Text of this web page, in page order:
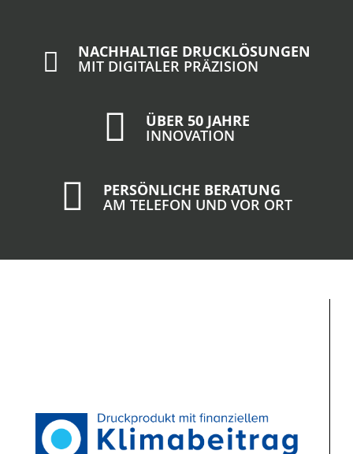
NACHHALTIGE DRUCKLÖSUNGEN
MIT DIGITALER PRÄZISION
ÜBER 50 JAHRE
INNOVATION
PERSÖNLICHE BERATUNG
AM TELEFON UND VOR ORT